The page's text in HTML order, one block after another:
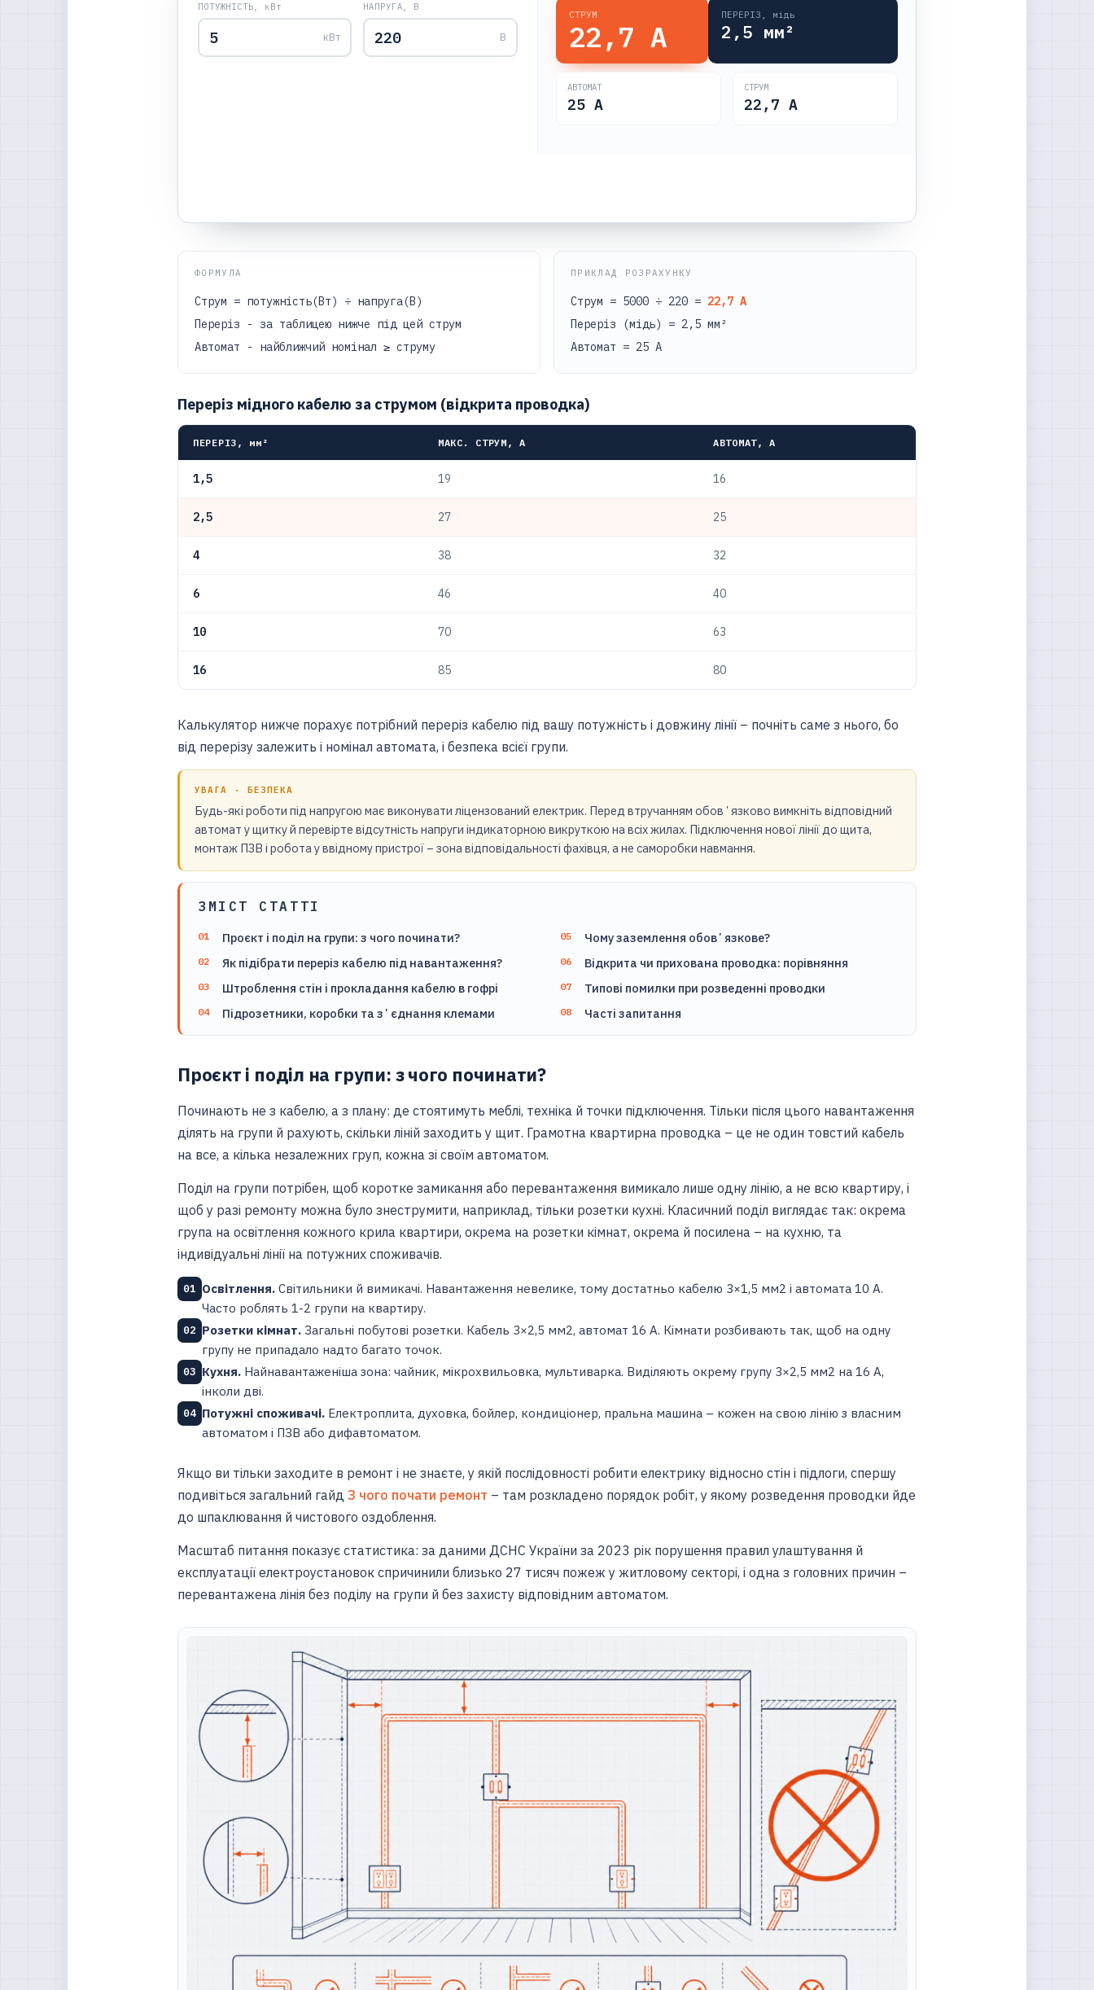
ПОТУЖНІСТЬ, кВт
кВт
НАПРУГА, В
В
СТРУМ
22,7 А
ПЕРЕРІЗ, мідь
2,5 мм²
АВТОМАТ
25А
СТРУМ
22,7 А
ФОРМУЛА
Струм = потужність(Вт) ÷ напруга(В)
Переріз - за таблицею нижче під цей струм
Автомат - найближчий номінал ≥ струму
ПРИКЛАД РОЗРАХУНКУ
Струм = 5000 ÷ 220 = 22,7 А
Переріз (мідь) = 2,5 мм²
Автомат = 25 А
Переріз мідного кабелю за струмом (відкрита проводка)
ПЕРЕРІЗ, мм² МАКС. СТРУМ, А АВТОМАТ, А
1,5 19 16
2,5 27 25
4 38 32
6 46 40
10 70 63
16 85 80
Калькулятор нижче порахує потрібний переріз кабелю під вашу потужність і довжину лінії – почніть саме з нього, бо
від перерізу залежить і номінал автомата, і безпека всієї групи.
УВАГА · БЕЗПЕКА
Будь-які роботи під напругою має виконувати ліцензований електрик. Перед втручанням обовʼязково вимкніть відповідний
автомат у щитку й перевірте відсутність напруги індикаторною викруткою на всіх жилах. Підключення нової лінії до щита,
монтаж ПЗВ і робота у ввідному пристрої – зона відповідальності фахівця, а не саморобки навмання.
ЗМІСТ СТАТТІ
Проєкт і поділ на групи: з чого починати?
Як підібрати переріз кабелю під навантаження?
Штроблення стін і прокладання кабелю в гофрі
Підрозетники, коробки та зʼєднання клемами
Чому заземлення обовʼязкове?
Відкрита чи прихована проводка: порівняння
Типові помилки при розведенні проводки
Часті запитання
Проєкт і поділ на групи: з чого починати?
Починають не з кабелю, а з плану: де стоятимуть меблі, техніка й точки підключення. Тільки після цього навантаження
ділять на групи й рахують, скільки ліній заходить у щит. Грамотна квартирна проводка – це не один товстий кабель
на все, а кілька незалежних груп, кожна зі своїм автоматом.
Поділ на групи потрібен, щоб коротке замикання або перевантаження вимикало лише одну лінію, а не всю квартиру, і
щоб у разі ремонту можна було знеструмити, наприклад, тільки розетки кухні. Класичний поділ виглядає так: окрема
група на освітлення кожного крила квартири, окрема на розетки кімнат, окрема й посилена – на кухню, та
індивідуальні лінії на потужних споживачів.
01 Освітлення. Світильники й вимикачі. Навантаження невелике, тому достатньо кабелю 3×1,5 мм2 і автомата 10 А.
Часто роблять 1-2 групи на квартиру.
02 Розетки кімнат. Загальні побутові розетки. Кабель 3×2,5 мм2, автомат 16 А. Кімнати розбивають так, щоб на одну
групу не припадало надто багато точок.
03 Кухня. Найнавантаженіша зона: чайник, мікрохвильовка, мультиварка. Виділяють окрему групу 3×2,5 мм2 на 16 А,
інколи дві.
04 Потужні споживачі. Електроплита, духовка, бойлер, кондиціонер, пральна машина – кожен на свою лінію з власним
автоматом і ПЗВ або дифавтоматом.
Якщо ви тільки заходите в ремонт і не знаєте, у якій послідовності робити електрику відносно стін і підлоги, спершу
подивіться загальний гайд З чого почати ремонт – там розкладено порядок робіт, у якому розведення проводки йде
до шпаклювання й чистового оздоблення.
Масштаб питання показує статистика: за даними ДСНС України за 2023 рік порушення правил улаштування й
експлуатації електроустановок спричинили близько 27 тисяч пожеж у житловому секторі, і одна з головних причин –
перевантажена лінія без поділу на групи й без захисту відповідним автоматом.